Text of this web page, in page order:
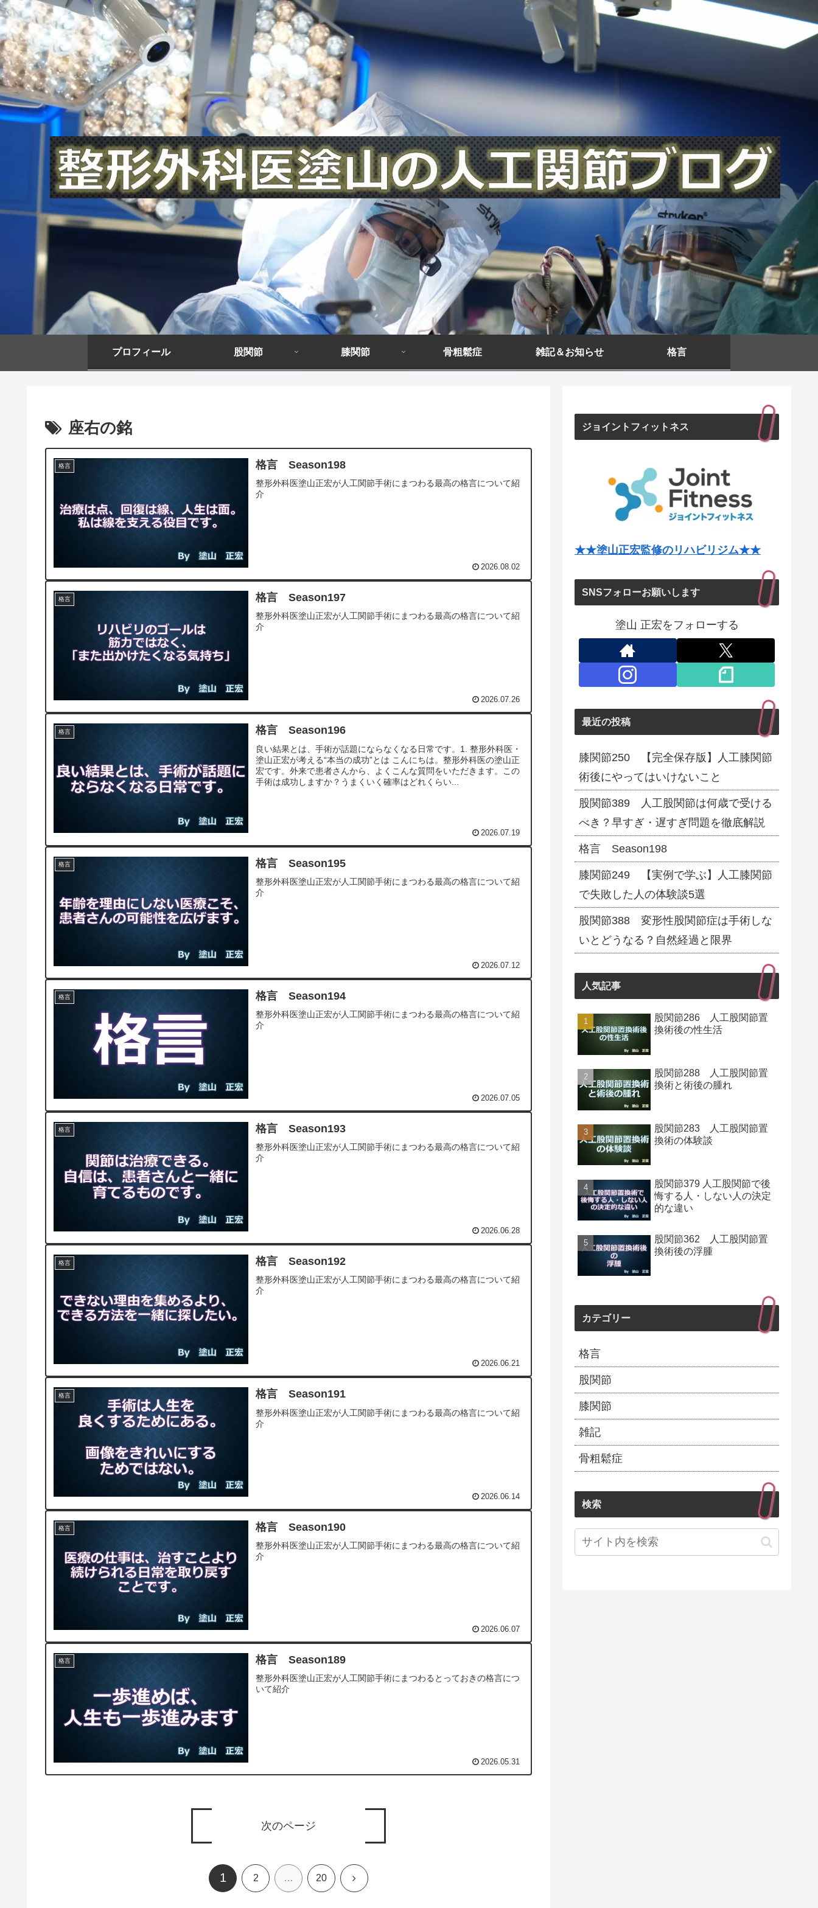
プロフィール 股関節 膝関節 骨粗鬆症 雑記＆お知らせ 格言
座右の銘
格言 格言 Season198
整形外科医塗山正宏が人工関節手術にまつわる最高の格言について紹
介
2026.08.02
格言 格言 Season197
整形外科医塗山正宏が人工関節手術にまつわる最高の格言について紹
介
2026.07.26
格言 格言 Season196
良い結果とは、手術が話題にならなくなる日常です。1. 整形外科医・
塗山正宏が考える“本当の成功”とは こんにちは。整形外科医の塗山正
宏です。外来で患者さんから、よくこんな質問をいただきます。この
手術は成功しますか？うまくいく確率はどれくらい...
2026.07.19
格言 格言 Season195
整形外科医塗山正宏が人工関節手術にまつわる最高の格言について紹
介
2026.07.12
格言 格言 Season194
整形外科医塗山正宏が人工関節手術にまつわる最高の格言について紹
介
2026.07.05
格言 格言 Season193
整形外科医塗山正宏が人工関節手術にまつわる最高の格言について紹
介
2026.06.28
格言 格言 Season192
整形外科医塗山正宏が人工関節手術にまつわる最高の格言について紹
介
2026.06.21
格言 格言 Season191
整形外科医塗山正宏が人工関節手術にまつわる最高の格言について紹
介
2026.06.14
格言 格言 Season190
整形外科医塗山正宏が人工関節手術にまつわる最高の格言について紹
介
2026.06.07
格言 格言 Season189
整形外科医塗山正宏が人工関節手術にまつわるとっておきの格言につ
いて紹介
2026.05.31
次のページ
1 2 … 20 次
ジョイントフィットネス
★★塗山正宏監修のリハビリジム★★
SNSフォローお願いします
塗山 正宏をフォローする
最近の投稿
膝関節250 【完全保存版】人工膝関節
術後にやってはいけないこと
股関節389 人工股関節は何歳で受ける
べき？早すぎ・遅すぎ問題を徹底解説
格言 Season198
膝関節249 【実例で学ぶ】人工膝関節
で失敗した人の体験談5選
股関節388 変形性股関節症は手術しな
いとどうなる？自然経過と限界
人気記事
股関節286 人工股関節置
換術後の性生活
股関節288 人工股関節置
換術と術後の腫れ
股関節283 人工股関節置
換術の体験談
股関節379 人工股関節で後
悔する人・しない人の決定
的な違い
股関節362 人工股関節置
換術後の浮腫
カテゴリー
格言
股関節
膝関節
雑記
骨粗鬆症
検索